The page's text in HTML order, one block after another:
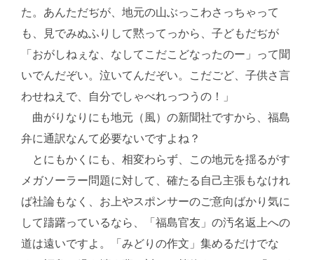
た。あんただぢが、地元の山ぶっこわさっちゃって
も、見でみぬふりして黙ってっから、子どもだぢが
「おがしねぇな、なしてこだこどなったのー」って聞
いでんだぞい。泣いてんだぞい。こだごど、子供さ言
わせねえで、自分でしゃべれっつうの！」
曲がりなりにも地元（風）の新聞社ですから、福島
弁に通訳なんて必要ないですよね？
とにもかくにも、相変わらず、この地元を揺るがす
メガソーラー問題に対して、確たる自己主張もなけれ
ば社論もなく、お上やスポンサーのご意向ばかり気に
して躊躇っているなら、「福島官友」の汚名返上への
道は遠いですよ。「みどりの作文」集めるだけでな